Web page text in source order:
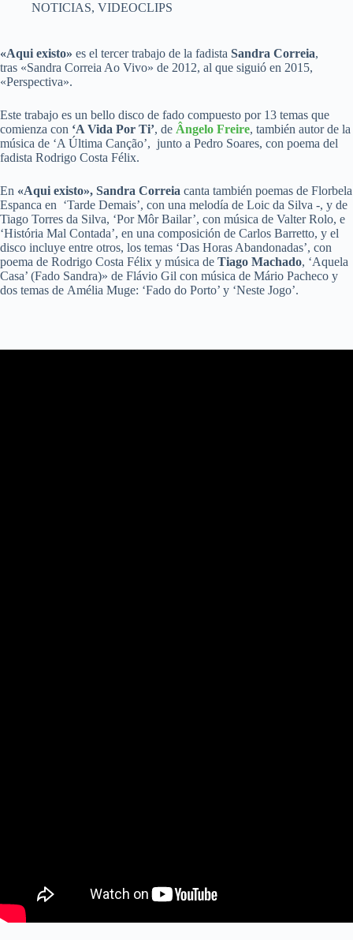
NOTICIAS, VIDEOCLIPS
«Aqui existo» es el tercer trabajo de la fadista Sandra Correia,
tras «Sandra Correia Ao Vivo» de 2012, al que siguió en 2015,
«Perspectiva».
Este trabajo es un bello disco de fado compuesto por 13 temas que
comienza con ‘A Vida Por Ti’, de Ângelo Freire, también autor de la
música de ‘A Última Canção’, junto a Pedro Soares, con poema del
fadista Rodrigo Costa Félix.
En «Aqui existo», Sandra Correia canta también poemas de Florbela
Espanca en ‘Tarde Demais’, con una melodía de Loic da Silva -, y de
Tiago Torres da Silva, ‘Por Môr Bailar’, con música de Valter Rolo, e
‘História Mal Contada’, en una composición de Carlos Barretto, y el
disco incluye entre otros, los temas ‘Das Horas Abandonadas’, con
poema de Rodrigo Costa Félix y música de Tiago Machado, ‘Aquela
Casa’ (Fado Sandra)» de Flávio Gil con música de Mário Pacheco y
dos temas de Amélia Muge: ‘Fado do Porto’ y ‘Neste Jogo’.